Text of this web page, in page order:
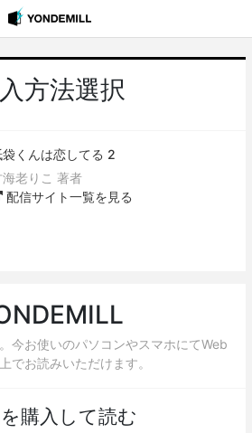
方法選択
袋くんは恋してる 2
海老りこ 著者
配信サイト一覧を見る
今お使いのパソコンやスマホにてWeb
でお読みいただけます。
購入して読む